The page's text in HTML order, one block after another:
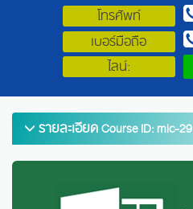
โทรศัพท์
เบอร์มือถือ
ไลน์:
รายละเอียดCourse ID: mic-29